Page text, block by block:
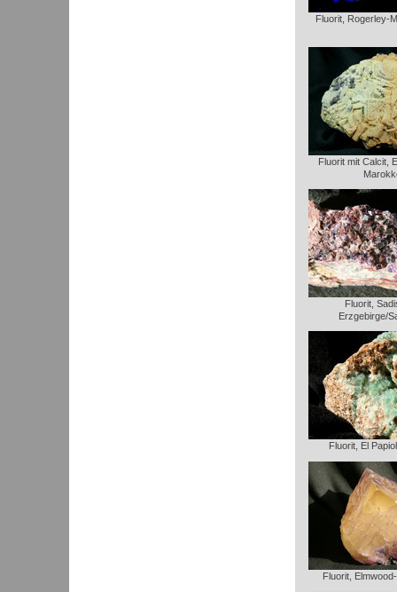
Fluorit, Rogerley-
Fluorit mit Calcit,
Fluorit,
Erzgebirge/
Fluorit, El
Fluorit,